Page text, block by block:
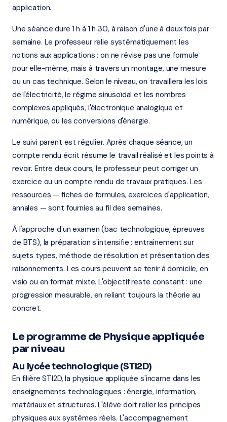
application.
Une séance dure 1 h à 1 h 30, à raison d'une à deux fois par
semaine. Le professeur relie systématiquement les
notions aux applications : on ne révise pas une formule
pour elle-même, mais à travers un montage, une mesure
ou un cas technique. Selon le niveau, on travaillera les lois
de l'électricité, le régime sinusoïdal et les nombres
complexes appliqués, l'électronique analogique et
numérique, ou les conversions d'énergie.
Le suivi parent est régulier. Après chaque séance, un
compte rendu écrit résume le travail réalisé et les points à
revoir. Entre deux cours, le professeur peut corriger un
exercice ou un compte rendu de travaux pratiques. Les
ressources — fiches de formules, exercices d'application,
annales — sont fournies au fil des semaines.
À l'approche d'un examen (bac technologique, épreuves
de BTS), la préparation s'intensifie : entraînement sur
sujets types, méthode de résolution et présentation des
raisonnements. Les cours peuvent se tenir à domicile, en
visio ou en format mixte. L'objectif reste constant : une
progression mesurable, en reliant toujours la théorie au
concret.
Le programme de Physique appliquée
par niveau
Au lycée technologique (STI2D)
En filière STI2D, la physique appliquée s'incarne dans les
enseignements technologiques : énergie, information,
matériaux et structures. L'élève doit relier les principes
physiques aux systèmes réels. L'accompagnement